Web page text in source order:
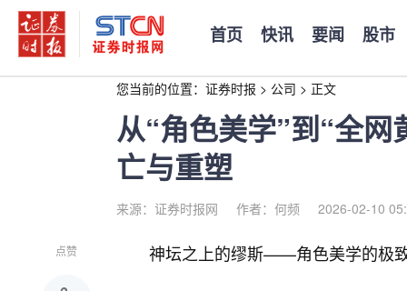
首页 快讯 要闻 股市
您当前的位置： 证券时报 > 公司 > 正文
从“角色美学”到“全
亡与重塑
来源：证券时报网 作者：何频 2026-02-10
点赞 神坛之上的缪斯——角色美学的极